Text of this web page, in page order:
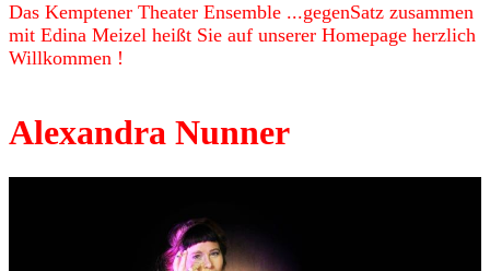
Das Kemptener Theater Ensemble ...gegenSatz zusammen
mit Edina Meizel heißt Sie auf unserer Homepage herzlich
Willkommen !
Alexandra Nunner